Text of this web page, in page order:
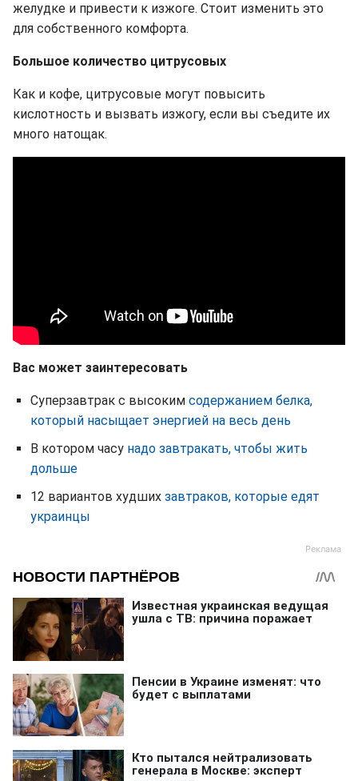
желудке и привести к изжоге. Стоит изменить это
для собственного комфорта.
Большое количество цитрусовых
Как и кофе, цитрусовые могут повысить
кислотность и вызвать изжогу, если вы съедите их
много натощак.
Вас может заинтересовать
Суперзавтрак с высоким содержанием белка,
который насыщает энергией на весь день
В котором часу надо завтракать, чтобы жить
дольше
12 вариантов худших завтраков, которые едят
украинцы